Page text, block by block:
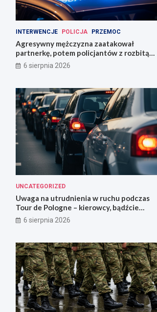
INTERWENCJE POLICJA PRZEMOC
Agresywny mężczyzna zaatakował
partnerkę, potem policjantów z rozbitą
butelką
6 sierpnia 2026
UNCATEGORIZED
Uwaga na utrudnienia w ruchu podczas
Tour de Pologne – kierowcy, bądźcie
przygotowani!
6 sierpnia 2026